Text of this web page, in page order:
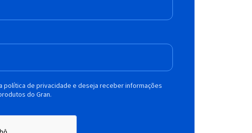
política de privacidade e deseja receber informações
do Gran.